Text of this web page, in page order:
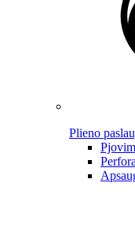
Plieno